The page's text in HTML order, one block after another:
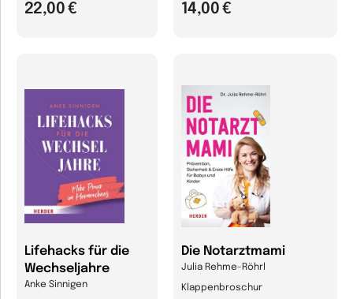
22,00 € 14,00 €
Lifehacks für die
Wechseljahre
Anke Sinnigen
Die Notarztmami
Julia Rehme-Röhrl
Klappenbroschur